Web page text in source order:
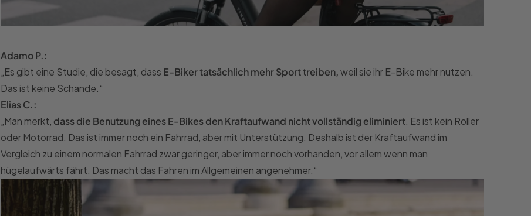
Adamo P.:
„Es gibt eine Studie, die besagt, dass E-Biker tatsächlich mehr Sport treiben,weil sie ihr E-Bike mehr nutzen.
Das ist keine Schande.“
Elias C.:
„Man merkt, dass die Benutzung eines E-Bikes den Kraftaufwand nicht vollständig eliminiert . Es ist kein Roller
oder Motorrad. Das ist immer noch ein Fahrrad, aber mit Unterstützung. Deshalb ist der Kraftaufwand im
Vergleich zu einem normalen Fahrrad zwar geringer, aber immer noch vorhanden, vor allem wenn man
hügelaufwärts fährt. Das macht das Fahren im Allgemeinen angenehmer.“